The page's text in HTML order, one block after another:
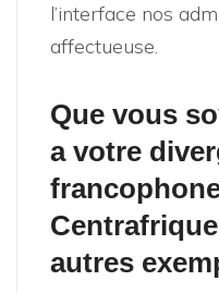
l’interface nos
affectueuse.
Que vous
a votre
autres